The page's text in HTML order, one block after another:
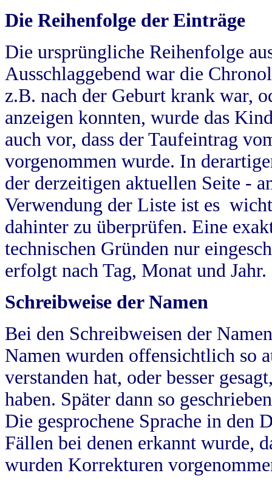
Die Reihenfolge der Einträge
Die ursprüngliche Reihenfolge
Ausschlaggebend war die
z.B. nach der Geburt krank war,
anzeigen konnten, wurde das
auch vor, dass der Taufeintrag
vorgenommen wurde. In
der derzeitigen aktuellen Seite -
Verwendung der Liste ist es
dahinter zu überprüfen. Eine
technischen Gründen nur
erfolgt nach Tag, Monat und Jahr.
Schreibweise der Namen
Bei den Schreibweisen der
Namen wurden offensichtlich so
verstanden hat, oder besser
haben. Später dann so
Die gesprochene Sprache in
Fällen bei denen erkannt wurde,
wurden Korrekturen